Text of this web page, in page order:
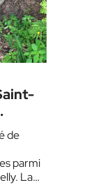
de
parmi
La